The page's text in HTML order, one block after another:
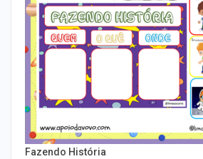
Fazendo História